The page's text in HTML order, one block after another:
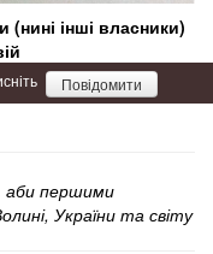
інші власники)
Повідомити
аби першими
України та світу